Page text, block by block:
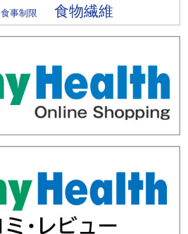
食事制限 食物繊維